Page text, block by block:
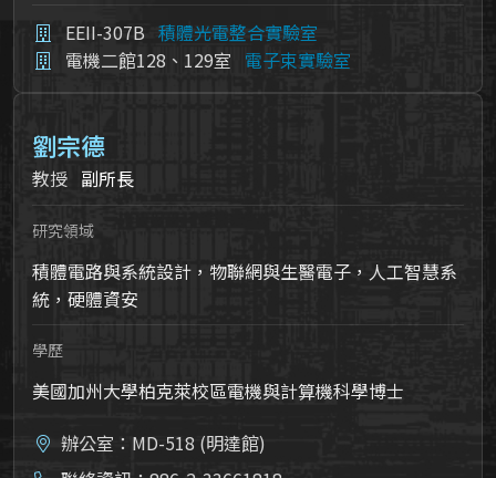
EEII-307B 積體光電整合實驗室
電機二館128、129室 電子束實驗室
劉宗德
教授 副所長
研究領域
積體電路與系統設計，物聯網與生醫電子，人工智慧系
統，硬體資安
學歷
美國加州大學柏克萊校區電機與計算機科學博士
辦公室：MD-518 (明達館)